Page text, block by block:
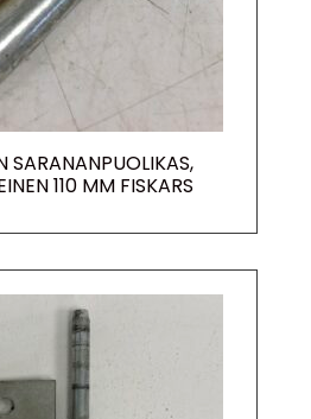
SARANANPUOLIKAS,
110 MM FISKARS